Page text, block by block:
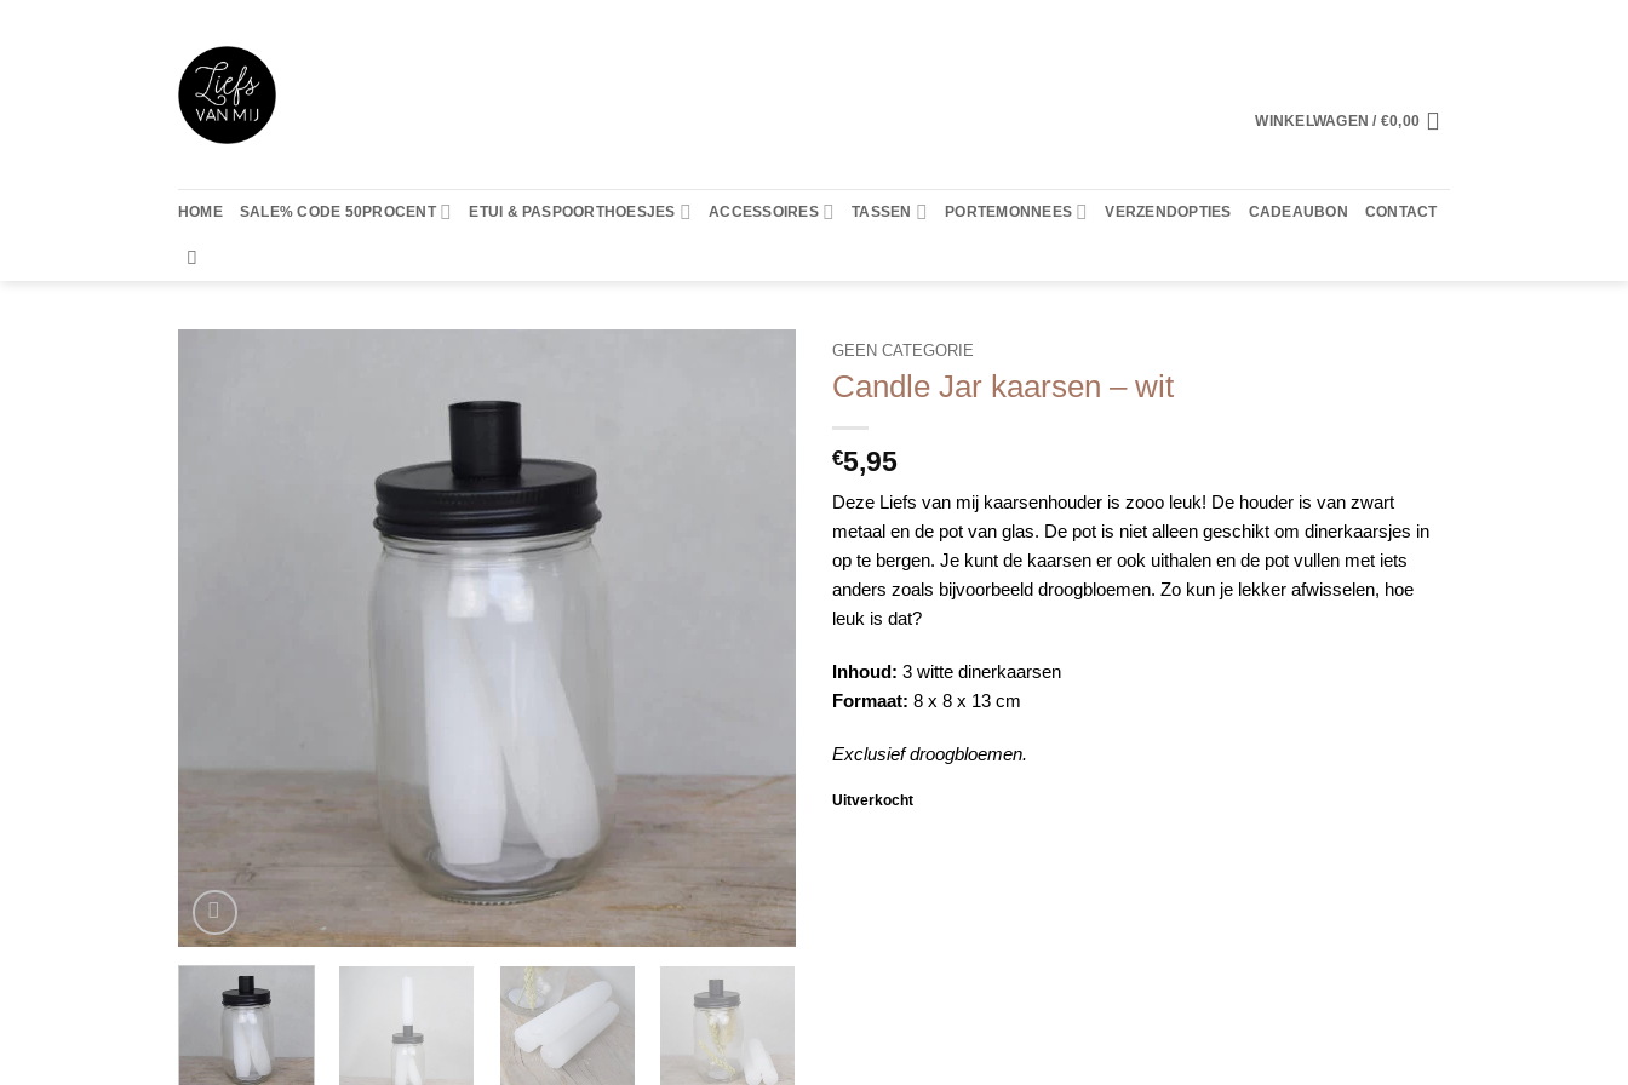
WINKELWAGEN / €0,00
HOME SALE% CODE 50PROCENT ETUI & PASPOORTHOESJES ACCESSOIRES TASSEN PORTEMONNEES VERZENDOPTIES CADEAUBON CONTACT
GEEN CATEGORIE
Candle Jar kaarsen – wit
€5,95
Deze Liefs van mij kaarsenhouder is zooo leuk! De houder is van zwart
metaal en de pot van glas. De pot is niet alleen geschikt om dinerkaarsjes in
op te bergen. Je kunt de kaarsen er ook uithalen en de pot vullen met iets
anders zoals bijvoorbeeld droogbloemen. Zo kun je lekker afwisselen, hoe
leuk is dat?
Inhoud: 3 witte dinerkaarsen
Formaat: 8 x 8 x 13 cm
Exclusief droogbloemen.
Uitverkocht